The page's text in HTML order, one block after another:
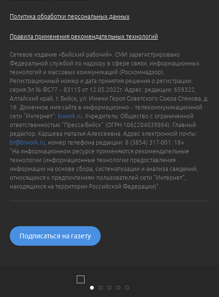
Политика обработки персональных данных
Правила применения рекомендательных технологий
Сетевое издание «Бийский рабочий». СМИ зарегистрировано
Федеральной службой по надзору в сфере связи, информационных
технологий и массовых коммуникаций (Роскомнадзор).
Регистрационный номер и дата принятия решения о регистрации:
серия Эл № ФС77 – 83115 от 12.05.2022г. Адрес: редакции: 659322,
Алтайский край, г. Бийск, ул. Имени Героя Советского Союза Спекова, д.
16. Доменное имя сайта в информационно – телекоммуникационной
сети "Интернет": biwork.ru . Учредитель: Общество с ограниченной
ответственностью "Пресса-Бийск" (ОГРН 1062204039864). Главный
редактор: Каршева Наталья Алексеевна. Адрес электронной почты:
br@biwork.ru , номер телефона редакции: 8 (3854) 317-001. 18+
"На информационном ресурсе применяются рекомендательные
технологии (информационные технологии предоставления
информации на основе сбора, систематизации и анализа сведений,
относящихся к предпочтениям пользователей сети "Интернет",
находящихся на территории Российской Федерации)".
Подписаться на газету